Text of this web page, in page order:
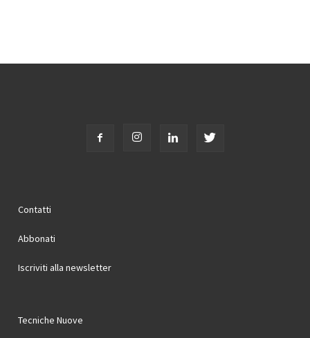
Contatti
Abbonati
Iscriviti alla newsletter
Tecniche Nuove